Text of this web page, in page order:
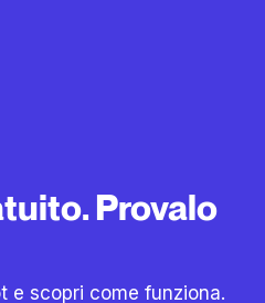
Provalo
e scopri come funziona.